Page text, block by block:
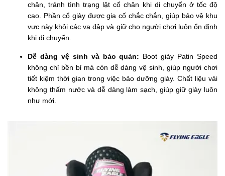
chân, tránh tình trạng lật cổ chân khi di chuyển ở tốc độ
cao. Phần cổ giày được gia cố chắc chắn, giúp bảo vệ khu
vực này khỏi các va đập và giữ cho người chơi luôn ổn định
khi di chuyển.
Dễ dàng vệ sinh và bảo quản: Boot giày Patin Speed
không chỉ bền bỉ mà còn dễ dàng vệ sinh, giúp người chơi
tiết kiệm thời gian trong việc bảo dưỡng giày. Chất liệu vải
không thấm nước và dễ dàng làm sạch, giúp giữ giày luôn
như mới.